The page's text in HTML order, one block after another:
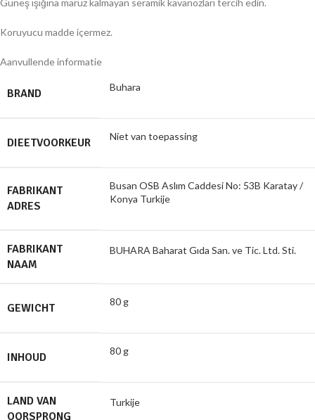
Güneş ışığına maruz kalmayan seramik kavanozları tercih edin.
Koruyucu madde içermez.
Aanvullende informatie
BRAND Buhara
DIEETVOORKEUR Niet van toepassing
FABRIKANT
ADRES
Busan OSB Aslım Caddesi No: 53B Karatay /
Konya Turkije
FABRIKANT
NAAM
BUHARA Baharat Gıda San. ve Tic. Ltd. Sti.
GEWICHT 80 g
INHOUD 80 g
LAND VAN
OORSPRONG
Turkije